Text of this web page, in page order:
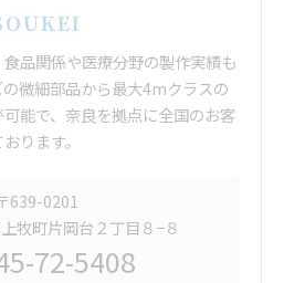
品関係や医療分野の製作実績も
微細部品から最大4mクラスの
能で、奈良を拠点に全国のお客
ります。
639-0201
牧町片岡台２丁目８−８
72-5408